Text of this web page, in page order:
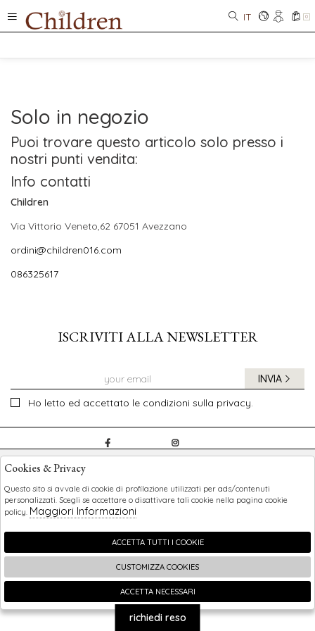
IT 0
Solo in negozio
Puoi trovare questo articolo solo presso i
nostri punti vendita:
Info contatti
Children
Via Vittorio Veneto,62 67051 Avezzano
ordini@children016.com
086325617
ISCRIVITI ALLA NEWSLETTER
Ho letto ed accettato le condizioni sulla privacy.
INVIA
SHOPPING
EXTRA
🍪
richiedi reso
Cookies & Privacy
Questo sito si avvale di cookie di profilazione utilizzati per ads/contenuti
personalizzati. Scegli se accettare o disattivare tali cookie nella pagina cookie
policy. Maggiori Informazioni
ACCETTA TUTTI I COOKIE
CUSTOMIZZA COOKIES
ACCETTA NECESSARI